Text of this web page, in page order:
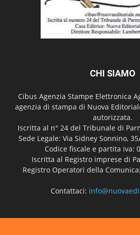
CHI SIAMO
Cibus Agenzia Stampe Elettronica
agenzia di stampa di Nuova
autorizzata.
Iscritta al n° 24 del Tribunale di
Sede Legale: Via Sidney Sonnino,
Codice fiscale e partita iva:
Iscritta al Registro imprese di
Registro Operatori della
Contattaci: